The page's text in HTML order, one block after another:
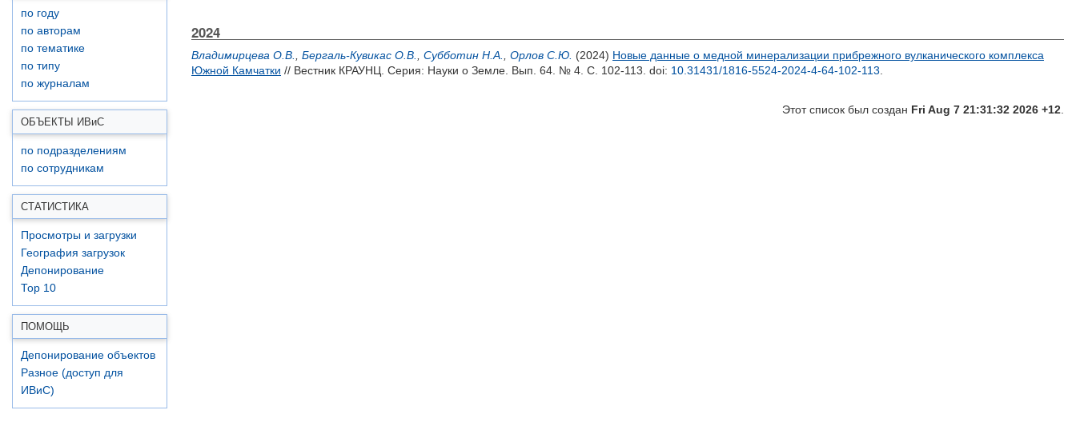
по году
по авторам
по тематике
по типу
по журналам
ОБЪЕКТЫ ИВиС
по подразделениям
по сотрудникам
СТАТИСТИКА
Просмотры и загрузки
География загрузок
Депонирование
Top 10
ПОМОЩЬ
Депонирование объектов
Разное (доступ для
ИВиС)
2024
Владимирцева О.В. Бергаль-Кувикас О.В. Субботин Н.А. Орлов С.Ю. (2024) Новые данные о медной минерализации прибрежного вулканического комплекса
Южной Камчатки // Вестник КРАУНЦ. Серия: Науки о Земле. Вып. 64. № 4. С. 102-113. doi: 10.31431/1816-5524-2024-4-64-102-113
Этот список был создан Fri Aug 7 21:31:32 2026 +12